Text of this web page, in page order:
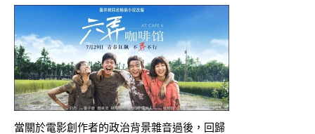
當關於電影創作者的政治背景雜音過後，回歸